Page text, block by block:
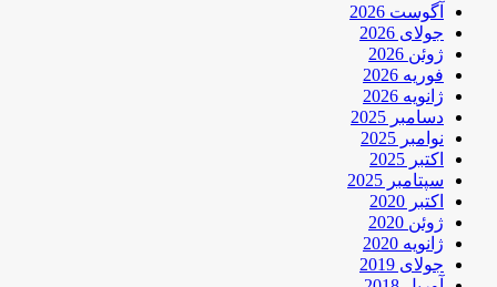
آگوست 2026
جولای 2026
ژوئن 2026
فوریه 2026
ژانویه 2026
دسامبر 2025
نوامبر 2025
اکتبر 2025
سپتامبر 2025
اکتبر 2020
ژوئن 2020
ژانویه 2020
جولای 2019